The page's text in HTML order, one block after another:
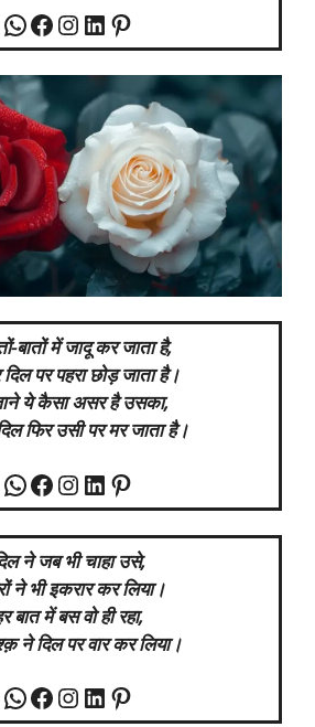
WhatsApp
Facebook
Instagram
LinkedIn
Pinterest
बातों में जादू कर जाता है,
पर पहरा छोड़जाताहै।
ये कैसा असर है उसका,
फिर उसी पर मर जाता है।
WhatsApp
Facebook
Instagram
LinkedIn
Pinterest
ने जब भी चाहा उसे,
ने भी इकरार कर लिया।
बात में बस वो ही रहा,
ने दिल पर वार कर लिया।
WhatsApp
Facebook
Instagram
LinkedIn
Pinterest